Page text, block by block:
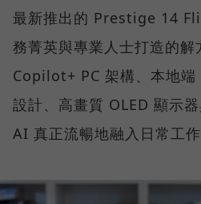
最新推出的 Prestige 14
務菁英與專業人士打造的解
Copilot+ PC 架構、本地
設計、高畫質 OLED 顯示
AI 真正流暢地融入日常工作